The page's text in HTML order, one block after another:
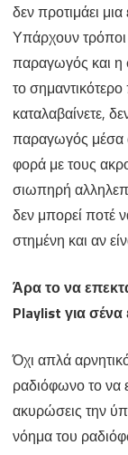
δεν προτιμάει
Υπάρχουν τρόποι
παραγωγός και η
το
καταλαβαίνετε,
παραγωγός μέσα
φορά με τους
σιωπηρή
δεν μπορεί ποτέ
στημένη και αν
Άρα το να
Playlist για σένα
Όχι απλά
ραδιόφωνο το να
ακυρώσεις την
νόημα του